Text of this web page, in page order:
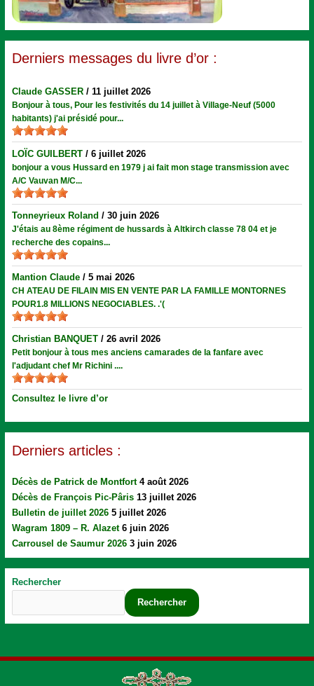
Derniers messages du livre d’or :
Claude GASSER /11 juillet 2026
Bonjour à tous, Pour les festivités du 14 juillet à Village-Neuf (5000
habitants) j'ai présidé pour...
LOÏC GUILBERT /6 juillet 2026
bonjour a vous Hussard en 1979 j ai fait mon stage transmission avec
A/C Vauvan M/C...
Tonneyrieux Roland /30 juin 2026
J'étais au 8ème régiment de hussards à Altkirch classe 78 04 et je
recherche des copains...
Mantion Claude /5 mai 2026
CH ATEAU DE FILAIN MIS EN VENTE PAR LA FAMILLE MONTORNES
POUR1.8 MILLIONS NEGOCIABLES. .'(
Christian BANQUET /26 avril 2026
Petit bonjour à tous mes anciens camarades de la fanfare avec
l'adjudant chef Mr Richini ....
Consultez le livre d’or
Derniers articles :
Décès de Patrick de Montfort 4 août 2026
Décès de François Pic-Pâris 13 juillet 2026
Bulletin de juillet 2026 5 juillet 2026
Wagram 1809 – R. Alazet 6 juin 2026
Carrousel de Saumur 2026 3 juin 2026
Rechercher
Rechercher